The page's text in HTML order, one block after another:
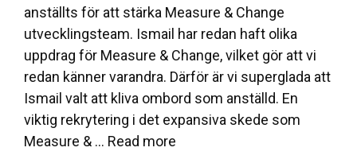
anställts för att stärka Measure & Change
utvecklingsteam. Ismail har redan haft olika
uppdrag för Measure & Change, vilket gör att vi
redan känner varandra. Därför är vi superglada att
Ismail valt att kliva ombord som anställd. En
viktig rekrytering i det expansiva skede som
Measure & … Read more